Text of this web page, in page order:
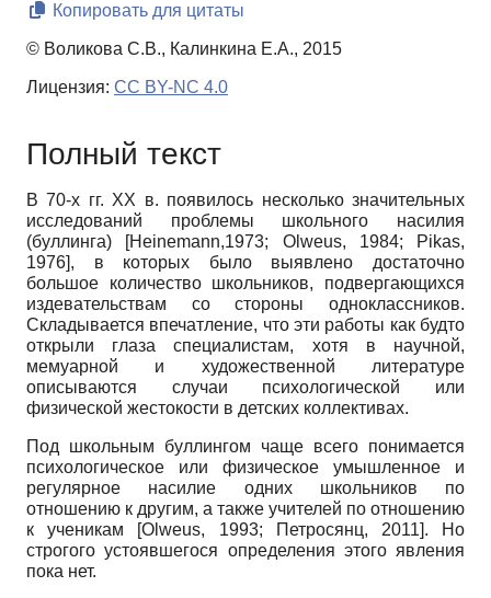
Копировать для цитаты
© Воликова С.В., Калинкина Е.А., 2015
Лицензия: CC BY-NC 4.0
Полный текст
В 70-х гг. XX в. появилось несколько значительных
исследований проблемы школьного насилия
(буллинга)
[Heinemann,1973; Olweus, 1984;
Pikas,
1976], в которых было выявлено достаточно
большое количество школьников, подвергающихся
издевательствам со стороны одноклассников.
Складывается впечатление, что эти работы как будто
открыли глаза специалистам, хотя в научной,
мемуарной и художественной литературе
описываются случаи психологической или
физической жестокости в детских коллективах.
Под школьным буллингом чаще всего понимается
психологическое или физическое умышленное и
регулярное насилие одних школьников по
отношению к другим, а также учителей по отношению
к ученикам [Olweus, 1993; Петросянц, 2011]. Но
строгого устоявшегося определения этого явления
пока нет.